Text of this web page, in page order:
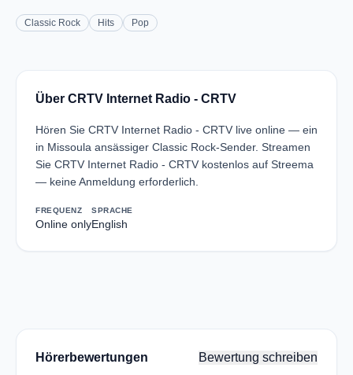
Classic Rock Hits Pop
Über CRTV Internet Radio - CRTV
Hören Sie CRTV Internet Radio - CRTV live online — ein
in Missoula ansässiger Classic Rock-Sender. Streamen
Sie CRTV Internet Radio - CRTV kostenlos auf Streema
— keine Anmeldung erforderlich.
FREQUENZ
Online only
SPRACHE
English
Hörerbewertungen Bewertung schreiben